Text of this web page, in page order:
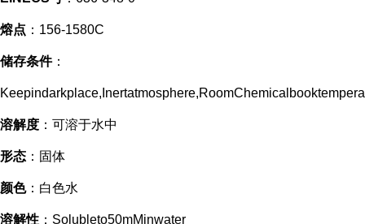
熔点 ：156-1580C
储存条件：
溶解度 ：可溶于水中
形态 ：固体
颜色：白色水
溶解性 ：Solubleto50mMinwater